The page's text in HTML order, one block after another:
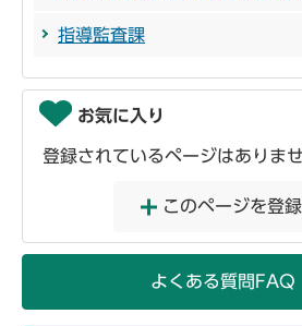
指導監査課
お気に入り
登録されているページはありませ
このページを登
よくある質問FAQ